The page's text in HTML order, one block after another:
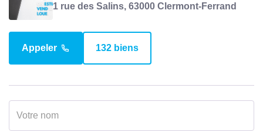
1 rue des Salins, 63000 Clermont-Ferrand
Appeler 132 biens